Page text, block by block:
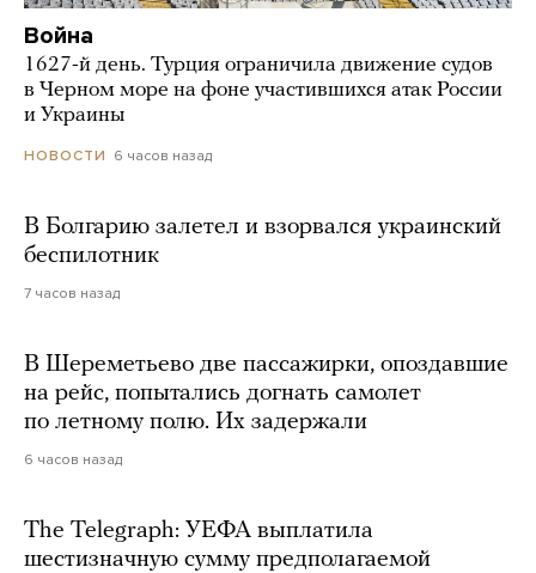
Война
1627-й день. Турция ограничила движение судов
в Черном море на фоне участившихся атак России
и Украины
НОВОСТИ 6 часов назад
В Болгарию залетел и взорвался украинский
беспилотник
7 часов назад
В Шереметьево две пассажирки, опоздавшие
на рейс, попытались догнать самолет
по летному полю. Их задержали
6 часов назад
The Telegraph: УЕФА выплатила
шестизначную сумму предполагаемой